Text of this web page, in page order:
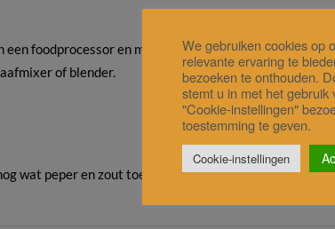
een foodprocessor en maal het tot een smeuïge massa.
of blender.
wat peper en zout toe. Zet de spread koel tot gebruik.
We gebruiken cookies op
relevante ervaring te
bezoeken te onthouden.
stemt u in met het
"Cookie-instellingen"
toestemming te geven.
Cookie-instellingen